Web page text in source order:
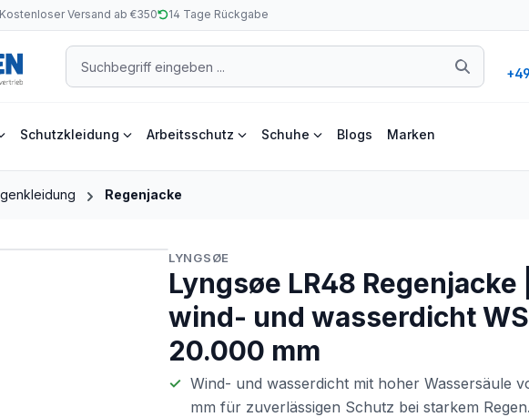
Kostenloser Versand ab €350 14 Tage Rückgabe
Schutzkleidung Arbeitsschutz Schuhe Blogs Marken
Regenjacke
LYNGSØE
Lyngsøe LR48 Regenjacke |
wind- und wasserdicht WS
20.000 mm
Wind- und wasserdicht mit hoher Wassersäule
mm für zuverlässigen Schutz bei starkem Regen.